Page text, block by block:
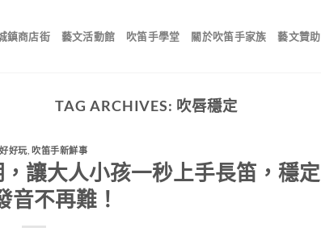
鎮商店街 藝文活動館 吹笛手學堂 關於吹笛手家族 藝文贊助
TAG ARCHIVES: 吹唇穩定
好玩, 吹笛手新鮮事
讓大人小孩一秒上手長笛，穩定
音不再難！